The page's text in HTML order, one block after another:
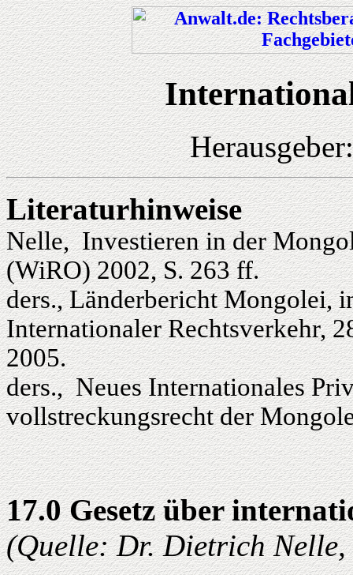
Literaturhinweise
Nelle, Investieren in der
(WiRO) 2002, S. 263 ff.
ders., Länderbericht Mongolei,
Internationaler Rechtsverkehr,
2005.
ders., Neues Internationales
vollstreckungsrecht der
17.0 Gesetz über
(Quelle: Dr. Dietrich